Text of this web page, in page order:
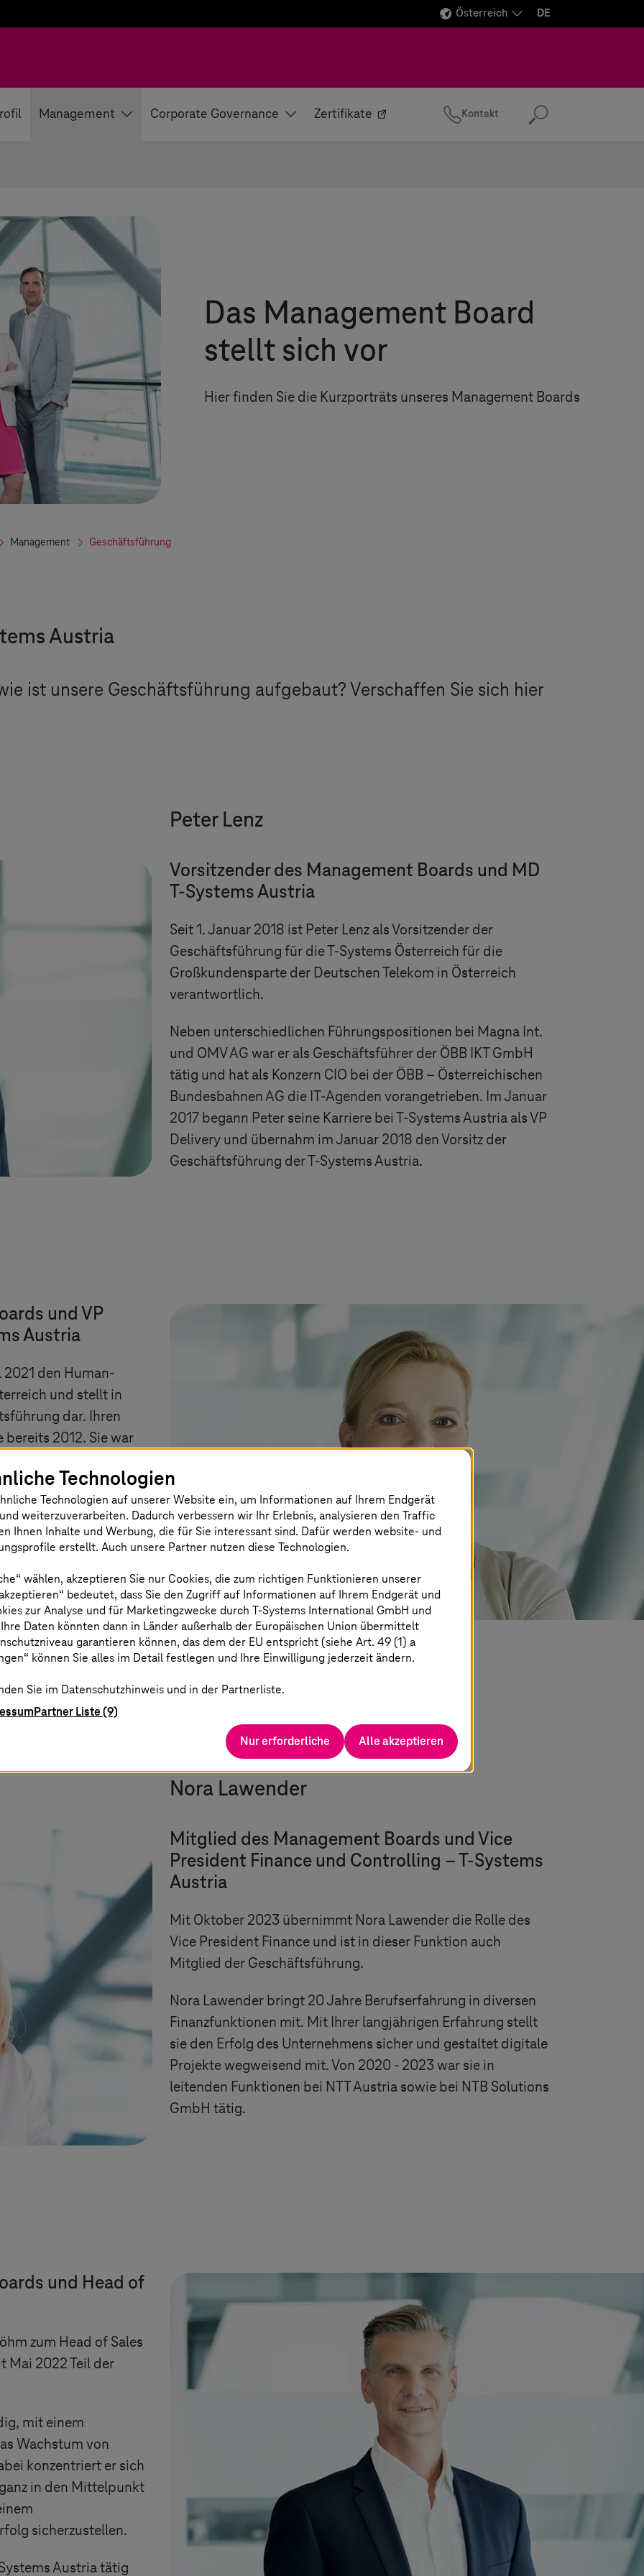
Österreich DE
Management Corporate Governance Zertifikate Kontakt Suchen
Das Management Board
stellt sich vor
Hier finden Sie die Kurzporträts unseres Management Boards
Management Geschäftsführung
Austria
ist unsere Geschäftsführung aufgebaut? Verschaffen Sie sich hier
Peter Lenz
Vorsitzender des Management Boards und MD
T-SystemsAustria
Seit 1. Januar 2018 ist Peter Lenz als Vorsitzender der
Geschäftsführung für dieT-Systems Österreich für die
Großkundensparte der Deutschen Telekom in Österreich
verantwortlich.
Neben unterschiedlichen Führungspositionen bei Magna Int.
und OMV AG war er als Geschäftsführer der ÖBB IKT GmbH
tätig und hat als Konzern CIO bei der ÖBB – Österreichischen
Bundesbahnen AG die IT-Agenden vorangetrieben. Im Januar
2017 begann Peter seine Karriere bei T-SystemsAustria als VP
Delivery und übernahm im Januar 2018 den Vorsitz der
Geschäftsführung derT-SystemsAustria.
und VP
Austria
den Human-
und stellt in
dar. Ihren
bereits 2012. Sie war
tätig und
Development in
sie 2017 als Head
neue
PU Digital Solutions
Bereich zu
Coachin
federführend mit
um.
Nora Lawender
Mitglied des Management Boards und Vice
President Finance und Controlling – T-Systems
Austria
Mit Oktober 2023 übernimmt Nora Lawender die Rolle des
Vice President Finance und ist in dieser Funktion auch
Mitglied der Geschäftsführung.
Nora Lawender bringt 20 Jahre Berufserfahrung in diversen
Finanzfunktionen mit. Mit Ihrer langjährigen Erfahrung stellt
sie den Erfolg des Unternehmens sicher und gestaltet digitale
Projekte wegweisend mit. Von 2020 - 2023 war sie in
leitenden Funktionen bei NTT Austria sowie bei NTB Solutions
GmbH tätig.
und Head of
zum Head of Sales
Mai 2022 Teil der
mit einem
Wachstum von
konzentriert er sich
in den Mittelpunkt
sicherzustellen.
Austria tätig
Technologien
Technologien auf unserer Website ein, um Informationen auf Ihrem Endgerät
weiterzuverarbeiten. Dadurch verbessern wir Ihr Erlebnis, analysieren den Traffic
Ihnen Inhalte und Werbung, die für Sie interessant sind. Dafür werden website- und
erstellt. Auch unsere Partner nutzen diese Technologien.
wählen, akzeptieren Sie nur Cookies, die zum richtigen Funktionieren unserer
bedeutet, dass Sie den Zugriff auf Informationen auf Ihrem Endgerät und
zur Analyse und für Marketingzwecke durchT-Systems International GmbH und
Daten könnten dann in Länder außerhalb der Europäischen Union übermittelt
garantieren können, das dem der EU entspricht (siehe Art. 49 (1) a
können Sie alles im Detail festlegen und Ihre Einwilligung jederzeit ändern.
Sie im Datenschutzhinweis und in der Partnerliste.
Partner Liste (9)
Nur erforderliche Alle akzeptieren